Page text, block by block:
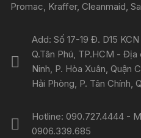
Promac, Kraffer, Cleanmaid,
Add: Số 17-19 Đ. D15
Q.Tân Phú, TP.HCM -
Ninh, P. Hòa Xuân, Quận
Hải Phòng, P. Tân Chính,
Hotline: 090.727.4444 -
0906.339.685